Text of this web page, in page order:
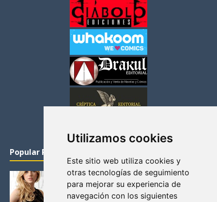
Utilizamos cookies
Este sitio web utiliza cookies y
otras tecnologías de seguimiento
para mejorar su experiencia de
navegación con los siguientes
Popular Posts
KATHERYN WINNICK: LA ACTRIZ MAS GUAPA DE
VIKINGOS
Junio 14, 2013